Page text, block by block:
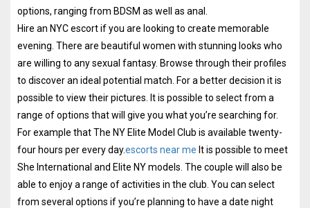
options, ranging from BDSM as well as anal.
Hire an NYC escort if you are looking to create memorable
evening. There are beautiful women with stunning looks who
are willing to any sexual fantasy. Browse through their profiles
to discover an ideal potential match. For a better decision it is
possible to view their pictures. It is possible to select from a
range of options that will give you what you’re searching for.
For example that The NY Elite Model Club is available twenty-
four hours per every day.escorts near me It is possible to meet
She International and Elite NY models. The couple will also be
able to enjoy a range of activities in the club. You can select
from several options if you’re planning to have a date night